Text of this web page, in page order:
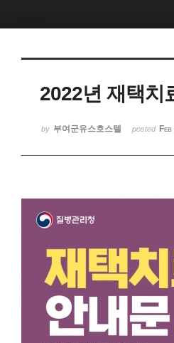
2022년 재택치
by 부여군유스호스텔 posted
북5
북5